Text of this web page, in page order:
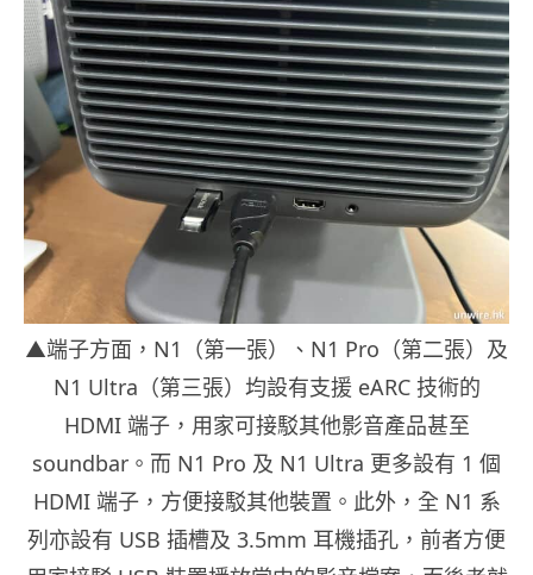
▲端子方面，N1（第一張）、N1 Pro（第二張）及
N1 Ultra（第三張）均設有支援 eARC 技術的
HDMI 端子，用家可接駁其他影音產品甚至
soundbar。而 N1 Pro 及 N1 Ultra 更多設有 1 個
HDMI 端子，方便接駁其他裝置。此外，全 N1 系
列亦設有 USB 插槽及 3.5mm 耳機插孔，前者方便